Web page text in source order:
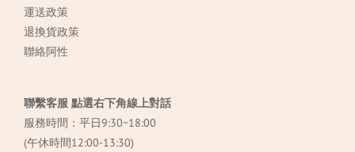
運送政策
退換貨政策
聯絡阿性
聯繫客服 點選右下角線上對話
服務時間：平日9:30~18:00
(午休時間12:00-13:30)